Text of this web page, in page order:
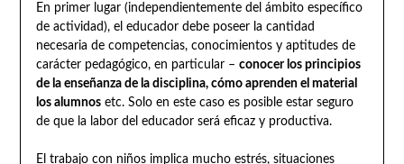
En primer lugar (independientemente del ámbito específico
de actividad), el educador debe poseer la cantidad
necesaria de competencias, conocimientos y aptitudes de
carácter pedagógico, en particular – conocer los principios
de la enseñanza de la disciplina, cómo aprenden el material
los alumnosetc. Solo en este caso es posible estar seguro
de que la labor del educador será eficaz y productiva.
El trabajo con niños implica mucho estrés, situaciones